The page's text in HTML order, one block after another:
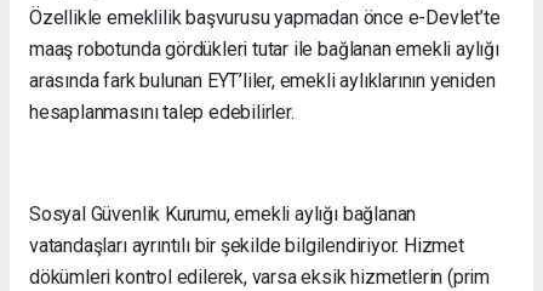
Özellikle emeklilik başvurusu yapmadan önce e-Devlet’te
maaş robotunda gördükleri tutar ile bağlanan emekli aylığı
arasında fark bulunan EYT’liler, emekli aylıklarının yeniden
hesaplanmasını talep edebilirler.
Sosyal Güvenlik Kurumu, emekli aylığı bağlanan
vatandaşları ayrıntılı bir şekilde bilgilendiriyor. Hizmet
dökümleri kontrol edilerek, varsa eksik hizmetlerin (prim